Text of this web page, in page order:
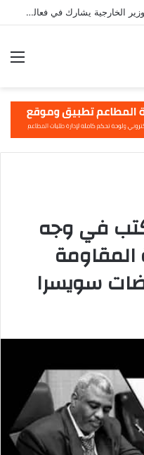
على هامش إجتماع الأمم المتحدة ، وزير الخارجية يشارك في فعالية مهمة في نيويورك
في وجه
سويسرا